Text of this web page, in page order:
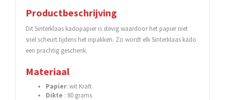
Productbeschrijving
Dit Sinterklaas kadopapier is stevig waardoor het papier niet
snel scheurt tijdens het inpakken. Zo wordt elk Sinterklaas kado
een prachtig geschenk.
Materiaal
Papier: wit Kraft
Dikte : 80 grams